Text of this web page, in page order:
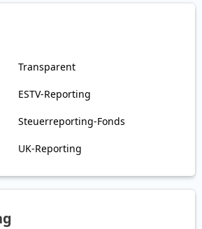
Transparent
ESTV-Reporting
Steuerreporting-Fonds
UK-Reporting